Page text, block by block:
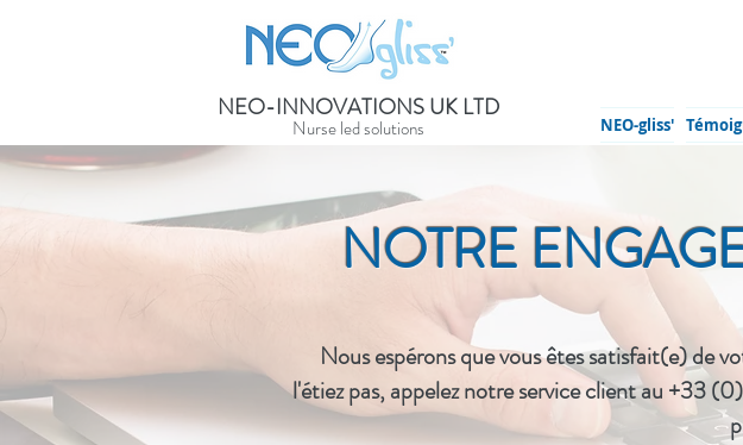
NEO-INNOVATIONS UK LTD
Nurse led solutions NEO-gliss'
NOTRE
Nous espérons que vous êtes satisfait(e) de
l'étiez pas, appelez notre service client au +33